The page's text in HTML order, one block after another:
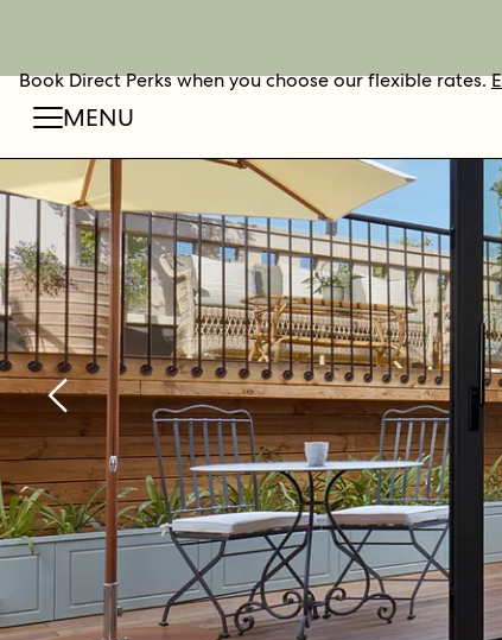
Book Direct Perks when you choose our flexible rates.
RÉSERVER
MENU